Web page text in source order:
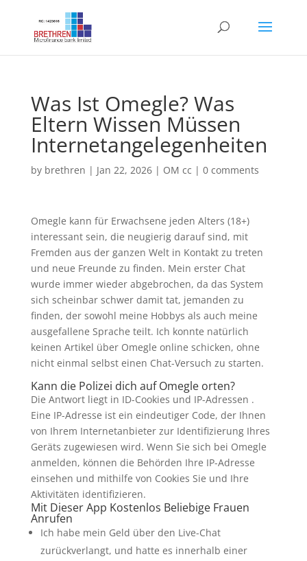
Was Ist Omegle? Was
Eltern Wissen Müssen
Internetangelegenheiten
by brethren | Jan 22, 2026| OM cc | 0 comments
Omegle kann für Erwachsene jeden Alters (18+)
interessant sein, die neugierig darauf sind, mit
Fremden aus der ganzen Welt in Kontakt zu treten
und neue Freunde zu finden. Mein erster Chat
wurde immer wieder abgebrochen, da das System
sich scheinbar schwer damit tat, jemanden zu
finden, der sowohl meine Hobbys als auch meine
ausgefallene Sprache teilt. Ich konnte natürlich
keinen Artikel über Omegle online schicken, ohne
nicht einmal selbst einen Chat-Versuch zu starten.
Kann die Polizei dich auf Omegle orten?
Die Antwort liegt in ID-Cookies und IP-Adressen .
Eine IP-Adresse ist ein eindeutiger Code, der Ihnen
von Ihrem Internetanbieter zur Identifizierung Ihres
Geräts zugewiesen wird. Wenn Sie sich bei Omegle
anmelden, können die Behörden Ihre IP-Adresse
einsehen und mithilfe von Cookies Sie und Ihre
Aktivitäten identifizieren.
Mit Dieser App Kostenlos Beliebige Frauen
Anrufen
Ich habe mein Geld über den Live-Chat
zurückverlangt, und hatte es innerhalb einer